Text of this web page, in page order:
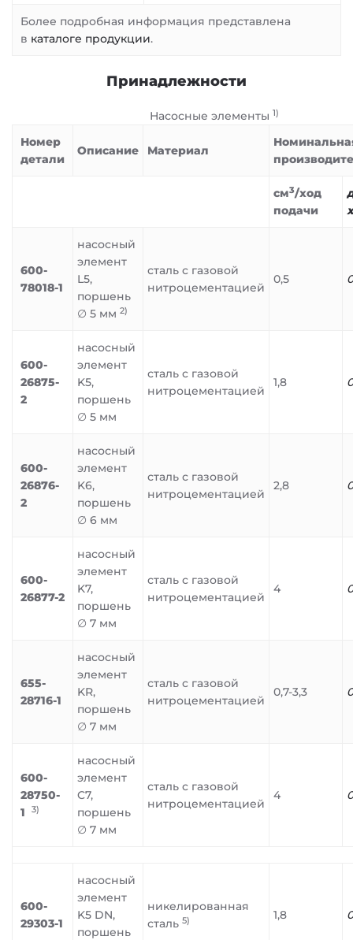
Более подробная информация представлена
в каталоге продукции.
Принадлежности
Насосные элементы 1)
Номер
детали
Описание Материал
см3/ход
подачи
600-
78018-1
насосный
элемент
L5,
поршень
∅ 5 мм 2)
сталь с газовой
нитроцементацией
0,5
600-
26875-
2
насосный
элемент
K5,
поршень
∅ 5 мм
сталь с газовой
нитроцементацией
1,8
600-
26876-
2
насосный
элемент
K6,
поршень
∅ 6 мм
сталь с газовой
нитроцементацией
2,8
600-
26877-2
насосный
элемент
K7,
поршень
∅ 7 мм
сталь с газовой
нитроцементацией
4
655-
28716-1
насосный
элемент
KR,
поршень
∅ 7 мм
сталь с газовой
нитроцементацией
0,7-3,3
600-
28750-
1
3)
насосный
элемент
C7,
поршень
∅ 7 мм
сталь с газовой
нитроцементацией
4
600-
29303-1
насосный
элемент
K5 DN,
поршень
никелированная
сталь 5) 1,8